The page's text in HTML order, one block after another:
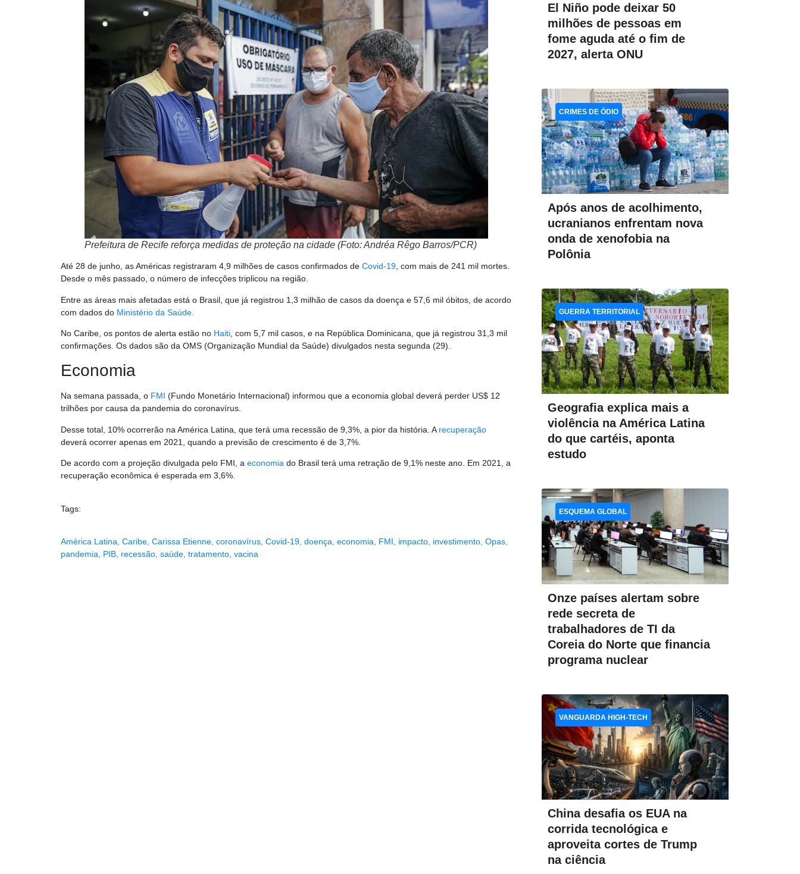
Prefeitura de Recife reforça medidas de proteção na cidade (Foto: Andréa Rêgo Barros/PCR)
Até 28 de junho, as Américas registraram 4,9 milhões de casos confirmados de Covid-19, com mais de 241 mil mortes.
Desde o mês passado, o número de infecções triplicou na região.
Entre as áreas mais afetadas está o Brasil, que já registrou 1,3 milhão de casos da doença e 57,6 mil óbitos, de acordo
com dados do Ministério da Saúde.
No Caribe, os pontos de alerta estão no Haiti , com 5,7 mil casos, e na República Dominicana, que já registrou 31,3 mil
confirmações. Os dados são da OMS (Organização Mundial da Saúde) divulgados nesta segunda (29).
Economia
Na semana passada, o FMI (Fundo Monetário Internacional) informou que a economia global deverá perder US$ 12
trilhões por causa da pandemia do coronavírus.
Desse total, 10% ocorrerão na América Latina, que terá uma recessão de 9,3%, a pior da história. A recuperação
deverá ocorrer apenas em 2021, quando a previsão de crescimento é de 3,7%.
De acordo com a projeção divulgada pelo FMI, a economia do Brasil terá uma retração de 9,1% neste ano. Em 2021, a
recuperação econômica é esperada em 3,6%.
Tags:
América Latina Caribe Carissa Etienne coronavírus Covid-19 doença economia FMI impacto investimento Opas
pandemia
PIB recessão saúde tratamento vacina
El Niño pode deixar 50
milhões de pessoas em
fome aguda até o fim de
2027, alerta ONU
Após anos de acolhimento,
ucranianos enfrentam nova
onda de xenofobia na
Polônia
CRIMES DE ÓDIO
Geografia explica mais a
violência na América Latina
do que cartéis, aponta
estudo
GUERRA TERRITORIAL
Onze países alertam sobre
rede secreta de
trabalhadores de TI da
Coreia do Norte que financia
programa nuclear
ESQUEMA GLOBAL
China desafia os EUA na
corrida tecnológica e
aproveita cortes de Trump
na ciência
VANGUARDA HIGH-TECH